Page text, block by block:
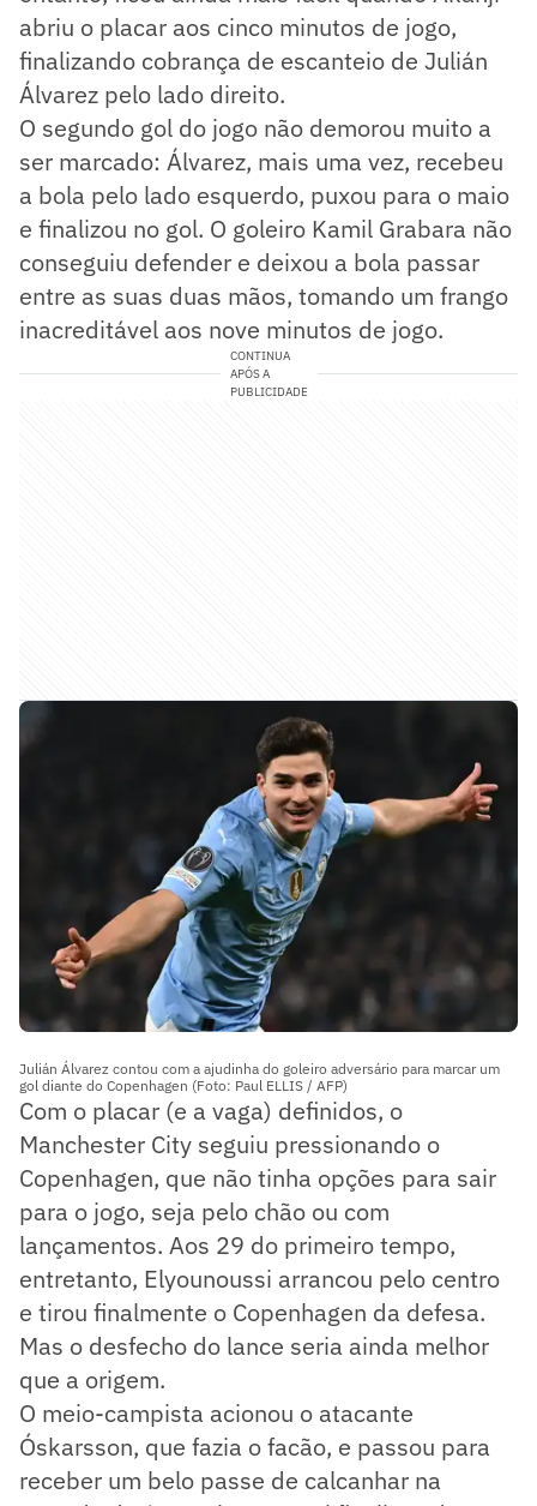
abriu o placar aos cinco minutos de jogo,
finalizando cobrança de escanteio de Julián
Álvarez pelo lado direito.
O segundo gol do jogo não demorou muito a
ser marcado: Álvarez, mais uma vez, recebeu
a bola pelo lado esquerdo, puxou para o maio
e finalizou no gol. O goleiro Kamil Grabara não
conseguiu defender e deixou a bola passar
entre as suas duas mãos, tomando um frango
inacreditável aos nove minutos de jogo.
CONTINUA
APÓS A
PUBLICIDADE
Julián Álvarez contou com a ajudinha do goleiro adversário para marcar um
gol diante do Copenhagen (Foto: Paul ELLIS / AFP)
Com o placar (e a vaga) definidos, o
Manchester City seguiu pressionando o
Copenhagen, que não tinha opções para sair
para o jogo, seja pelo chão ou com
lançamentos. Aos 29 do primeiro tempo,
entretanto, Elyounoussi arrancou pelo centro
e tirou finalmente o Copenhagen da defesa.
Mas o desfecho do lance seria ainda melhor
que a origem.
O meio-campista acionou o atacante
Óskarsson, que fazia o facão, e passou para
receber um belo passe de calcanhar na